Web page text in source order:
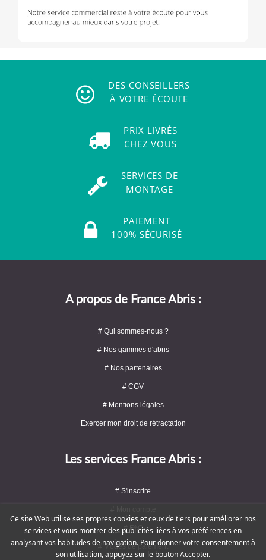
DES CONSEILLERS
À VOTRE ÉCOUTE
PRIX LIVRÉS
CHEZ VOUS
SERVICES DE
MONTAGE
PAIEMENT
100% SÉCURISÉ
A propos de France Abris :
# Qui sommes-nous ?
# Nos gammes d'abris
# Nos partenaires
# CGV
# Mentions légales
Exercer mon droit de rétractation
Les services France Abris :
# S'inscrire
# FAQ
# Modes de paiement
Ce site Web utilise ses propres cookies et ceux de tiers pour améliorer nos
services et vous montrer des publicités liées à vos préférences en
analysant vos habitudes de navigation. Pour donner votre consentement à
son utilisation, appuyez sur le bouton Accepter.